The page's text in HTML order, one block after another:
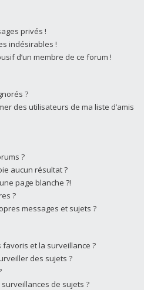
privés !
indésirables !
d’un membre de ce forum !
?
des utilisateurs de ma liste d’amis
?
aucun résultat ?
page blanche ?!
?
messages et sujets ?
et la surveillance ?
des sujets ?
de sujets ?